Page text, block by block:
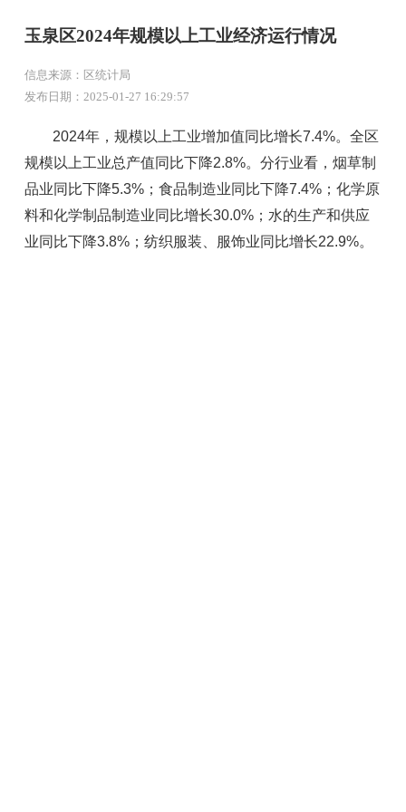
玉泉区2024年规模以上工业经济运行情况
信息来源：区统计局
发布日期：2025-01-27 16:29:57
2024年，规模以上工业增加值同比增长7.4%。全区
规模以上工业总产值同比下降2.8%。分行业看，烟草制
品业同比下降5.3%；食品制造业同比下降7.4%；化学原
料和化学制品制造业同比增长30.0%；水的生产和供应
业同比下降3.8%；纺织服装、服饰业同比增长22.9%。